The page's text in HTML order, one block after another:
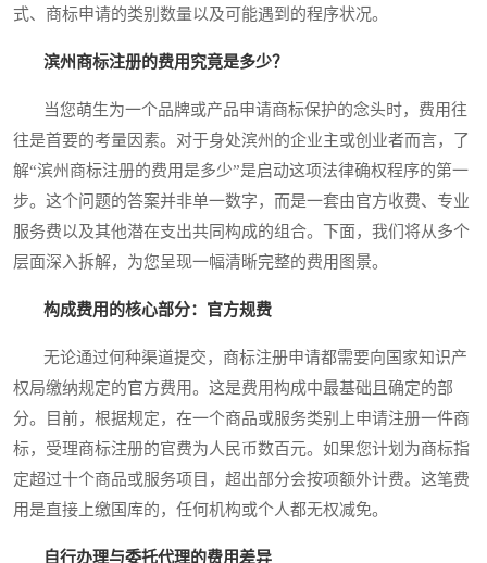
式、商标申请的类别数量以及可能遇到的程序状况。
滨州商标注册的费用究竟是多少？
当您萌生为一个品牌或产品申请商标保护的念头时，费用往
往是首要的考量因素。对于身处滨州的企业主或创业者而言，了
解“滨州商标注册的费用是多少”是启动这项法律确权程序的第一
步。这个问题的答案并非单一数字，而是一套由官方收费、专业
服务费以及其他潜在支出共同构成的组合。下面，我们将从多个
层面深入拆解，为您呈现一幅清晰完整的费用图景。
构成费用的核心部分：官方规费
无论通过何种渠道提交，商标注册申请都需要向国家知识产
权局缴纳规定的官方费用。这是费用构成中最基础且确定的部
分。目前，根据规定，在一个商品或服务类别上申请注册一件商
标，受理商标注册的官费为人民币数百元。如果您计划为商标指
定超过十个商品或服务项目，超出部分会按项额外计费。这笔费
用是直接上缴国库的，任何机构或个人都无权减免。
自行办理与委托代理的费用差异